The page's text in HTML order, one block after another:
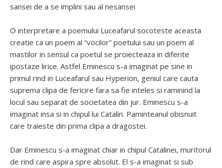
sansei de a se implini sau al nesansei
O interpretare a poemului Luceafarul socoteste aceasta
creatie ca un poem al “vocilor” poetului sau un poem al
mastilor in sensul ca poetul se proiecteaza in diferite
ipostaze lirice. Astfel Eminescu s-a imaginat pe sine in
primul rind in Luceafarul sau Hyperion, geniul care cauta
suprema clipa de fericire fara sa fie inteles si raminind la
locul sau separat de societatea din jur. Eminescu s-a
imaginat insa si in chipul lui Catalin. Paminteanul obisnuit
care traieste din prima clipa a dragostei.
Dar Eminescu s-a imaginat chiar in chipul Catalinei, muritorul
de rind care aspira spre absolut. El s-a imaginat si sub